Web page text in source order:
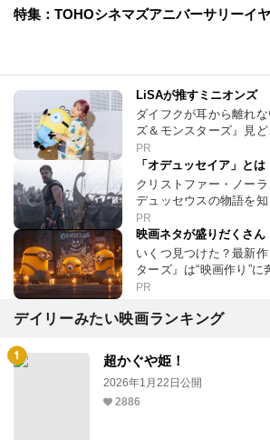
特集：TOHOシネマズアニバーサリーイ
LiSAが推すミニオンズ
ダイフクが耳から離れ
ズ＆モンスターズ』見ど
PR
「オデュッセイア」とは
クリストファー・ノー
デュッセウスの物語を知
PR
映画ネタが盛りだくさん
いくつ見つけた？最新
ターズ』は“映画作り”に
PR
デイリーみたい映画ランキング
超かぐや姫！
2026年1月22日公開
2886